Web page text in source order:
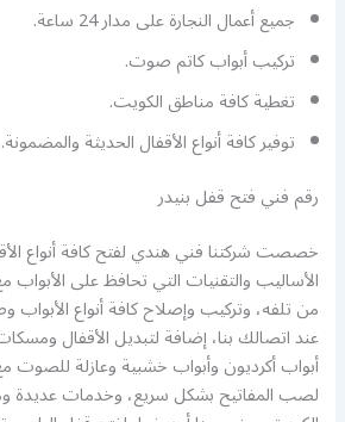
جميع أعمال النجارة على مدار 24 ساعة.
تركيب أبواب كاتم صوت.
تغطية كافة مناطق الكويت.
توفير كافة أنواع الأقفال الحديثة والمضمونة.
رقم فني فتح قفل بنيدر
خصصت شركتنا فني هندي لفتح كافة أنواع
الأساليب والتقنيات التي تحافظ على
من تلفه، وتركيب وإصلاح كافة أنواع الأبواب
عند اتصالك بنا، إضافة لتبديل الأقفال
أبواب أكرديون وأبواب خشبية وعازلة للصوت
لصب المفاتيح بشكل سريع، وخدمات عديدة